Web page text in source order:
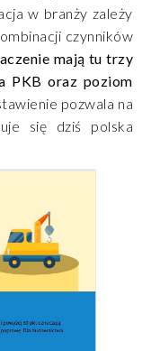
w branży zależy
czynników
mają tu trzy
PKB oraz poziom
pozwala na
się dziś polska